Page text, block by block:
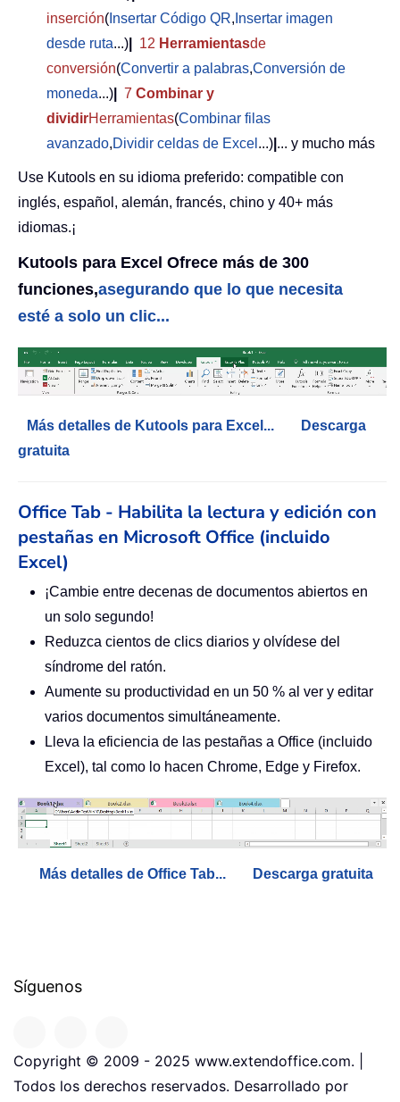
inserción( Insertar Código QR, Insertar imagen
desde ruta...) 12 Herramientasde
conversión(Convertir a palabras,Conversión de
moneda...) 7 Combinar y
dividirHerramientas(Combinar filas
avanzado,Dividir celdas de Excel ...) ... y mucho más
Use Kutools en su idioma preferido: compatible con
inglés, español, alemán, francés, chino y 40+ más
idiomas.¡
Kutools para Excel Ofrece más de 300
funciones,asegurando que lo que necesita
esté a solo un clic...
Más detalles de Kutools para Excel...
Descarga
gratuita
Office Tab - Habilita la lectura y edición con
pestañas en Microsoft Office (incluido
Excel)
¡Cambie entre decenas de documentos abiertos en
un solo segundo!
Reduzca cientos de clics diarios y olvídese del
síndrome del ratón.
Aumente su productividad en un 50 % al ver y editar
varios documentos simultáneamente.
Lleva la eficiencia de las pestañas a Office (incluido
Excel), tal como lo hacen Chrome, Edge y Firefox.
Más detalles de Office Tab... Descarga gratuita
Síguenos
Copyright © 2009 - 2025 www.extendoffice.com. |
Todos los derechos reservados. Desarrollado por